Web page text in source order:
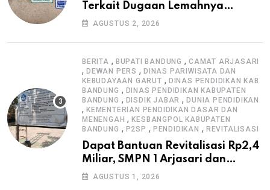
Terkait Dugaan Lemahnya
Pengawasan K3
AGUSTUS 2, 2026
BERITA , BUPATI BANDUNG ,CAMAT ARJASARI
, DEWAN PERS , DINAS PARIWISATA DAN
KEBUDAYAAN GARUT , DINAS PENDIDIKAN KAB
BANDUNG , DINAS PENDIDIKAN KABUPATEN
BANDUNG , DISDIK JABAR ,DUNIA PENDIDIKAN
, KEMENTERIAN PENDIDIKAN DASAR DAN
MENENGAH ,KESBANGPOL KABUPATEN
BANDUNG , P2SP , PENDIDIKAN , REVITALISASI
Dapat Bantuan Revitalisasi Rp2,4
Miliar, SMPN 1 Arjasari dan
Masyarakat Sambut Antusias
AGUSTUS 1, 2026